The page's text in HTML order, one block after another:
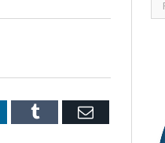
Tumblr Email